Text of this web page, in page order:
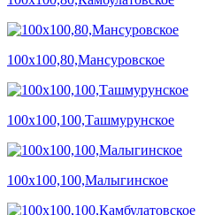
100х100,80,Мансуровское
100х100,100,Ташмурунское
100х100,100,Малыгинское